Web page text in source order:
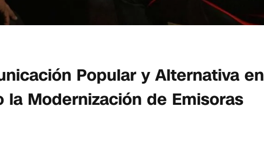
Popular y Alternativa en
la Modernización de Emisoras